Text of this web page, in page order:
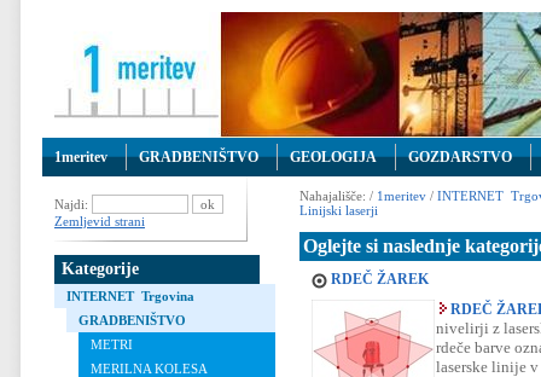
1meritev GRADBENIŠTVO GEOLOGIJA GOZDARSTVO
Najdi:
Zemljevid strani
Kategorije
INTERNET Trgovina
GRADBENIŠTVO
METRI
MERILNA KOLESA
Nahajališče: / 1meritev / INTERNET
Linijski laserji
Oglejte si naslednje
RDEČ ŽAREK
RDEČ
nivelirji z
rdeče barve
laserske linije